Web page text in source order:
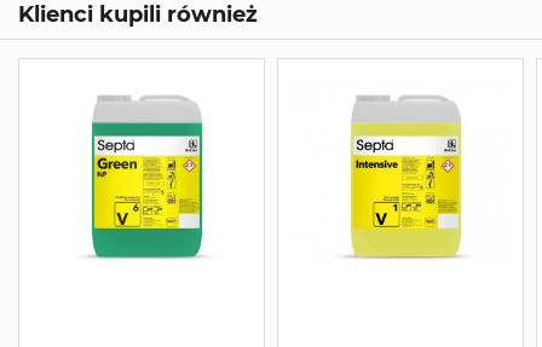
Klienci kupili również